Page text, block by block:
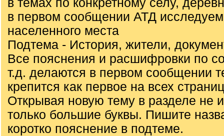
в темах по конкретному селу,
в первом сообщении АТД
населенного места
Подтема - История, жители,
Все пояснения и расшифровки по
т.д. делаются в первом сообщении
крепится как первое на всех
Открывая новую тему в разделе не
только большие буквы. Пишите
коротко пояснение в подтеме.